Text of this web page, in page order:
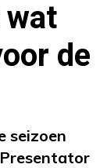
de
seizoen